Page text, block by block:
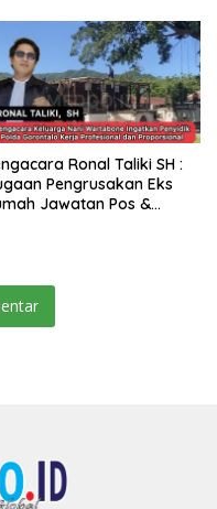
Ronal Taliki SH :
Pengrusakan Eks
Jawatan Pos &